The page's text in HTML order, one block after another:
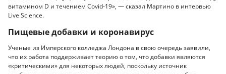
витамином D и течением Covid-19», — сказал Мартино в интервью
Live Science.
Пищевые добавки и коронавирус
Ученые из Имперского колледжа Лондона в свою очередь заявили,
что их работа поддерживает теорию о том, что добавки являются
«критическими» для некоторых людей, поскольку источник